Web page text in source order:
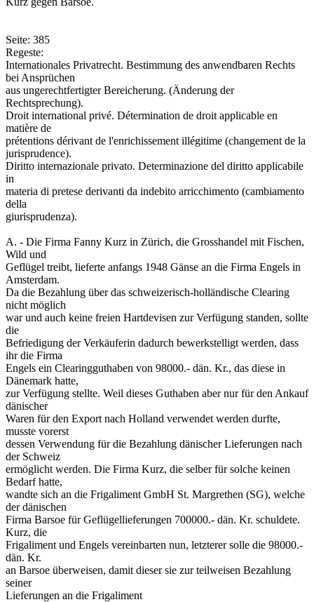
Seite: 385
Regeste:
Internationales Privatrecht. Bestimmung des anwendbaren Rechts
bei Ansprüchen
aus ungerechtfertigter Bereicherung. (Änderung der
Rechtsprechung).
Droit international privé. Détermination de droit applicable en
matière de
prétentions dérivant de l'enrichissement illégitime (changement de la
jurisprudence).
Diritto internazionale privato. Determinazione del diritto applicabile
in
materia di pretese derivanti da indebito arricchimento (cambiamento
della
giurisprudenza).
A. - Die Firma Fanny Kurz in Zürich, die Grosshandel mit Fischen,
Wild und
Geflügel treibt, lieferte anfangs 1948 Gänse an die Firma Engels in
Amsterdam.
Da die Bezahlung über das schweizerisch-holländische Clearing
nicht möglich
war und auch keine freien Hartdevisen zur Verfügung standen, sollte
die
Befriedigung der Verkäuferin dadurch bewerkstelligt werden, dass
ihr die Firma
Engels ein Clearingguthaben von 98000.- dän. Kr., das diese in
Dänemark hatte,
zur Verfügung stellte. Weil dieses Guthaben aber nur für den Ankauf
dänischer
Waren für den Export nach Holland verwendet werden durfte,
musste vorerst
dessen Verwendung für die Bezahlung dänischer Lieferungen nach
der Schweiz
ermöglicht werden. Die Firma Kurz, die selber für solche keinen
Bedarf hatte,
wandte sich an die Frigaliment GmbH St. Margrethen (SG), welche
der dänischen
Firma Barsoe für Geflügellieferungen 700000.- dän. Kr. schuldete.
Kurz, die
Frigaliment und Engels vereinbarten nun, letzterer solle die 98000.-
dän. Kr.
an Barsoe überweisen, damit dieser sie zur teilweisen Bezahlung
seiner
Lieferungen an die Frigaliment